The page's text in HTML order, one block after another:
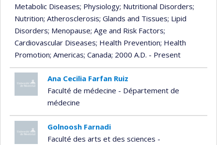
Metabolic Diseases; Physiology; Nutritional Disorders;
Nutrition; Atherosclerosis; Glands and Tissues; Lipid
Disorders; Menopause; Age and Risk Factors;
Cardiovascular Diseases; Health Prevention; Health
Promotion; Americas; Canada; 2000 A.D. - Present
Ana Cecilia Farfan Ruiz
Faculté de médecine - Département de
médecine
Golnoosh Farnadi
Faculté des arts et des sciences -